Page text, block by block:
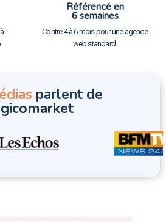
Référencé en
6 semaines
Contre 4 à 6 mois pour une agence
web standard.
parlent de